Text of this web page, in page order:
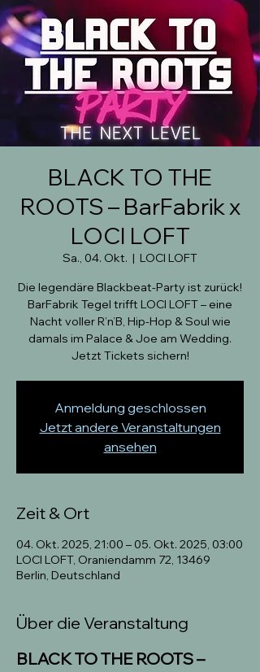
BLACK TO THE
ROOTS – BarFabrik x
LOCI LOFT
Sa., 04. Okt.
  |
LOCI LOFT
Die legendäre Blackbeat-Party ist zurück!
BarFabrik Tegel trifft LOCI LOFT – eine
Nacht voller R’n’B, Hip-Hop & Soul wie
damals im Palace & Joe am Wedding.
Jetzt Tickets sichern!
Anmeldung geschlossen
Jetzt andere Veranstaltungen
ansehen
Zeit & Ort
04. Okt. 2025, 21:00 – 05. Okt. 2025, 03:00
LOCI LOFT, Oraniendamm 72, 13469
Berlin, Deutschland
Über die Veranstaltung
BLACK TO THE ROOTS –